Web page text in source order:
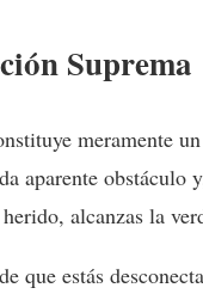
Suprema
aparente
alcanzas la
que estás